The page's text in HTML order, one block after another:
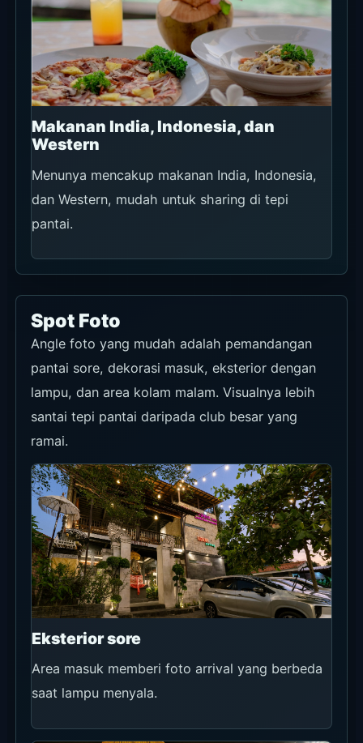
Makanan India, Indonesia, dan
Western
Menunya mencakup makanan India, Indonesia,
dan Western, mudah untuk sharing di tepi
pantai.
Spot Foto
Angle foto yang mudah adalah pemandangan
pantai sore, dekorasi masuk, eksterior dengan
lampu, dan area kolam malam. Visualnya lebih
santai tepi pantai daripada club besar yang
ramai.
Eksterior sore
Area masuk memberi foto arrival yang berbeda
saat lampu menyala.